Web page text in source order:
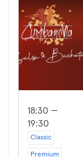
18:30 —
19:30
Classic
Premium